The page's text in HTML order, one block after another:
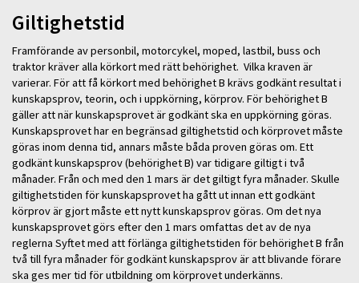
Giltighetstid
Framförande av personbil, motorcykel, moped, lastbil, buss och
traktor kräver alla körkort med rätt behörighet. Vilka kraven är
varierar. För att få körkort med behörighet B krävs godkänt resultat i
kunskapsprov, teorin, och i uppkörning, körprov. För behörighet B
gäller att när kunskapsprovet är godkänt ska en uppkörning göras.
Kunskapsprovet har en begränsad giltighetstid och körprovet måste
göras inom denna tid, annars måste båda proven göras om. Ett
godkänt kunskapsprov (behörighet B) var tidigare giltigt i två
månader. Från och med den 1 mars är det giltigt fyra månader. Skulle
giltighetstiden för kunskapsprovet ha gått ut innan ett godkänt
körprov är gjort måste ett nytt kunskapsprov göras. Om det nya
kunskapsprovet görs efter den 1 mars omfattas det av de nya
reglerna Syftet med att förlänga giltighetstiden för behörighet B från
två till fyra månader för godkänt kunskapsprov är att blivande förare
ska ges mer tid för utbildning om körprovet underkänns.